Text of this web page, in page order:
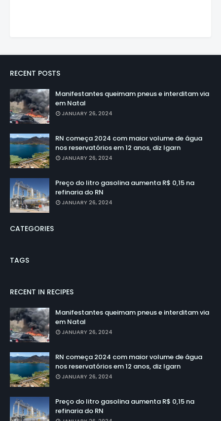
RECENT POSTS
Manifestantes queimam pneus e interditam via
em Natal
JANUARY 26, 2024
RN começa 2024 com maior volume de água
nos reservatórios em 12 anos, diz Igarn
JANUARY 26, 2024
Preço do litro gasolina aumenta R$ 0,15 na
refinaria do RN
JANUARY 26, 2024
CATEGORIES
TAGS
RECENT IN RECIPES
Manifestantes queimam pneus e interditam via
em Natal
JANUARY 26, 2024
RN começa 2024 com maior volume de água
nos reservatórios em 12 anos, diz Igarn
JANUARY 26, 2024
Preço do litro gasolina aumenta R$ 0,15 na
refinaria do RN